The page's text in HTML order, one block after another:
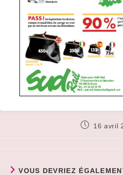
Publication
16 avril
VOUS DEVRIEZ